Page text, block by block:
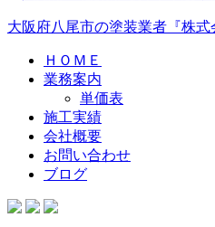
大阪府八尾市の塗装業者『株
ＨＯＭＥ
業務案内
単価表
施工実績
会社概要
お問い合わせ
ブログ